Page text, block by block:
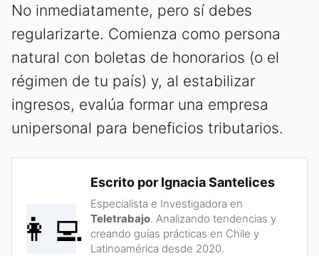
No inmediatamente, pero sí debes
regularizarte. Comienza como persona
natural con boletas de honorarios (o el
régimen de tu país) y, al estabilizar
ingresos, evalúa formar una empresa
unipersonal para beneficios tributarios.
👩‍💻
Escrito por Ignacia Santelices
Especialista e Investigadora en
Teletrabajo. Analizando tendencias y
creando guías prácticas en Chile y
Latinoamérica desde 2020.